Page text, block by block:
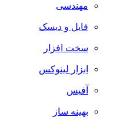
مهندسی
فایل و دیسک
سخت افزار
ابزار لینوکس
آفیس
بهینه ساز